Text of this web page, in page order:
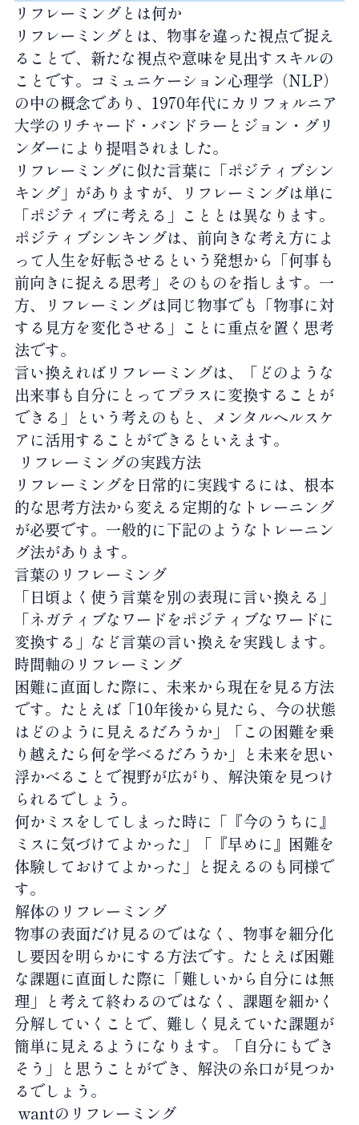
リフレーミングとは何か
リフレーミングとは、物事を違った視点で捉え
ることで、新たな視点や意味を見出すスキルの
ことです。コミュニケーション心理学（NLP）
の中の概念であり、 1970年代にカリフォルニア
大学のリチャード・バンドラーとジョン・グリ
ンダーにより提唱されました。
リフレーミングに似た言葉に「ポジティブシン
キング」がありますが、リフレーミングは単に
「ポジティブに考える」こととは異なります。
ポジティブシンキングは、前向きな考え方によ
って人生を好転させるという発想から「何事も
前向きに捉える思考」そのものを指します。一
方、リフレーミングは同じ物事でも「物事に対
する見方を変化させる」ことに重点を置く思考
法です。
言い換えればリフレーミングは、「どのような
出来事も自分にとってプラスに変換することが
できる」という考えのもと、メンタルヘルスケ
アに活用することができるといえます。
リフレーミングの実践方法
リフレーミングを日常的に実践するには、根本
的な思考方法から変える定期的なトレーニング
が必要です。一般的に下記のようなトレーニン
グ法があります。
言葉のリフレーミング
「日頃よく使う言葉を別の表現に言い換える」
「ネガティブなワードをポジティブなワードに
変換する」など言葉の言い換えを実践します。
時間軸のリフレーミング
困難に直面した際に、未来から現在を見る方法
です。たとえば「10年後から見たら、今の状態
はどのように見えるだろうか」「この困難を乗
り越えたら何を学べるだろうか」と未来を思い
浮かべることで視野が広がり、解決策を見つけ
られるでしょう。
何かミスをしてしまった時に「『今のうちに』
ミスに気づけてよかった」「『早めに』困難を
体験しておけてよかった」と捉えるのも同様で
す。
解体のリフレーミング
物事の表面だけ見るのではなく、物事を細分化
し要因を明らかにする方法です。たとえば困難
な課題に直面した際に「難しいから自分には無
理」と考えて終わるのではなく、課題を細かく
分解していくことで、難しく見えていた課題が
簡単に見えるようになります。「自分にもでき
そう」と思うことができ、解決の糸口が見つか
るでしょう。
wantのリフレーミング